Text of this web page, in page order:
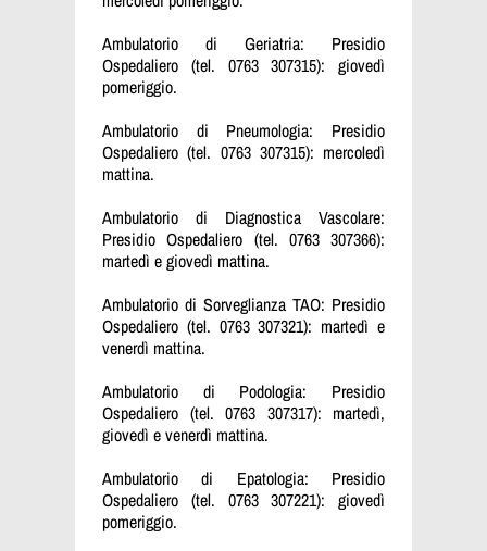
Ambulatorio di Geriatria: Presidio
Ospedaliero (tel. 0763 307315): giovedì
pomeriggio.
Ambulatorio di Pneumologia: Presidio
Ospedaliero (tel. 0763 307315): mercoledì
mattina.
Ambulatorio di Diagnostica Vascolare:
Presidio Ospedaliero (tel. 0763 307366):
martedì e giovedì mattina.
Ambulatorio di Sorveglianza TAO: Presidio
Ospedaliero (tel. 0763 307321): martedì e
venerdì mattina.
Ambulatorio di Podologia: Presidio
Ospedaliero (tel. 0763 307317): martedì,
giovedì e venerdì mattina.
Ambulatorio di Epatologia: Presidio
Ospedaliero (tel. 0763 307221): giovedì
pomeriggio.